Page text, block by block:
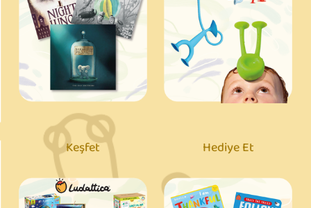
Keşfet Hediye Et